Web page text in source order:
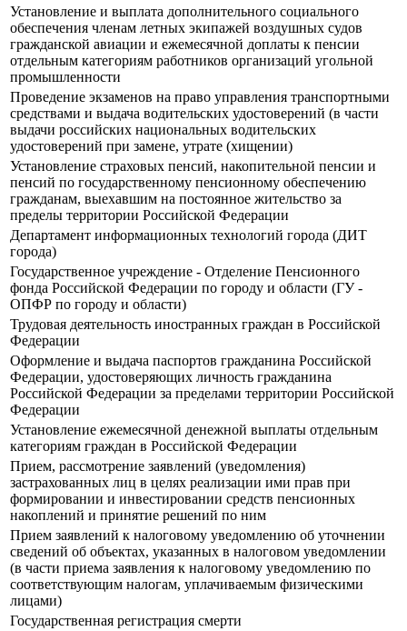
Установление и выплата дополнительного социального
обеспечения членам летных экипажей воздушных судов
гражданской авиации и ежемесячной доплаты к пенсии
отдельным категориям работников организаций угольной
промышленности
Прoведение экзаменов на право управления транспортными
средствами и выдача водительских удостоверений (в части
выдачи российских национальных водительских
удостоверений при замене, утрате (хищении)
Установление страховых пенсий, накопительной пенсии и
пенсий по государственному пенсионному обеспечению
гражданам, выехавшим на постоянное жительство за
пределы территории Российской Федерации
Департамент информационных технологий города (ДИТ
города)
Государственное учреждение - Отделение Пенсионного
фонда Российской Федерации по городу и области (ГУ -
ОПФР по городу и области)
Трудовая деятельность иностранных граждан в Российской
Федерации
Оформление и выдача паспортов гражданина Российской
Федерации, удостоверяющих личность гражданина
Российской Федерации за пределами территории Российской
Федерации
Установление ежемесячной денежной выплаты отдельным
категориям граждан в Российской Федерации
Прием, рассмотрение заявлений (уведомления)
застрахованных лиц в целях реализации ими прав при
формировании и инвестировании средств пенсионных
накоплений и принятие решений по ним
Прием заявлений к налоговому уведомлению об уточнении
сведений об объектах, указанных в налоговом уведомлении
(в части приема заявления к налоговому уведомлению по
соответствующим налогам, уплачиваемым физическими
лицами)
Государственная регистрация смерти